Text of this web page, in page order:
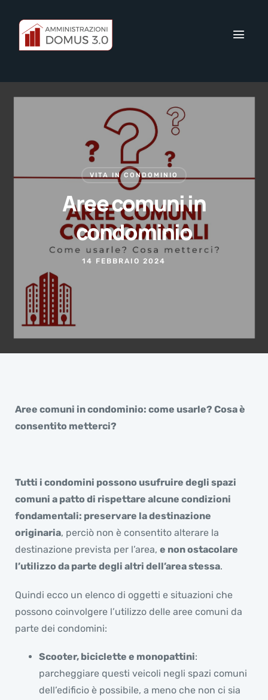
VITA IN CONDOMINIO
Aree comuni in
condominio
14 FEBBRAIO 2024
Aree comuni in condominio: come usarle? Cosa è
consentito metterci?
Tutti i condomini possono usufruire degli spazi
comuni a patto di rispettare alcune condizioni
fondamentali: preservare la destinazione
originaria, perciò non è consentito alterare la
destinazione prevista per l’area, e non ostacolare
l’utilizzo da parte degli altri dell’area stessa.
Quindi ecco un elenco di oggetti e situazioni che
possono coinvolgere l’utilizzo delle aree comuni da
parte dei condomini:
Scooter, biciclette e monopattini:
parcheggiare questi veicoli negli spazi comuni
dell’edificio è possibile, a meno che non ci sia